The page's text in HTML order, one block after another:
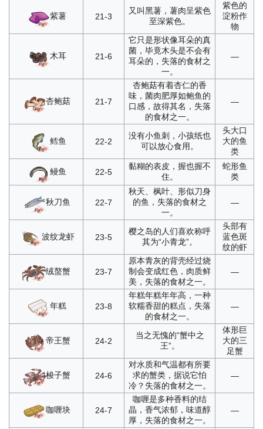
紫薯 21-3
又叫黑薯，薯肉呈紫色
至深紫色。
紫色的
淀粉作
物
木耳 21-6
它只是形状像耳朵的真
菌，毕竟木头是不会有
耳朵的，失落的食材之
一。
—
杏鲍菇 21-7
杏鲍菇有着杏仁的香
味，菌肉肥厚如鲍鱼的
口感，故得其名，失落
的食材之一。
—
鳕鱼 22-2
没有小鱼刺，小孩纸也
可以放心食用。
头大口
大的鱼
类
鳗鱼 22-5
黏糊的表皮，握也握不
住。
蛇形鱼
类
秋刀鱼 22-7
秋天、枫叶、形似刀身
的鱼，失落的食材之
一。
—
波纹龙虾 23-5
樱之岛的人们喜欢称呼
其为“小青龙”。
头部有
蓝色斑
纹的虾
绒螯蟹 23-7
原本青灰的背壳经过烧
制会变成红色，肉质鲜
美，失落的食材之一。
—
年糕 23-8
年糕年糕年年高，一种
软糯香甜的糕点，失落
的食材之一。
—
帝王蟹 24-2
当之无愧的“蟹中之
王”。
体形巨
大的三
足蟹
梭子蟹 24-6
对水质和气温都有所要
求的蟹类，据说它怕
冷？失落的食材之一。
—
咖喱块 24-7
咖喱是多种香料的结
晶，香气浓郁，味道醇
厚，失落的食材之一。
—